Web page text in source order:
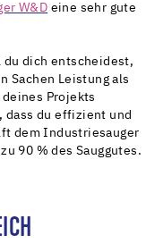
W&D eine sehr gute
du dich entscheidest,
Sachen Leistung als
Projekts
dass du effizient und
dem Industriesauger
90 % des Sauggutes.